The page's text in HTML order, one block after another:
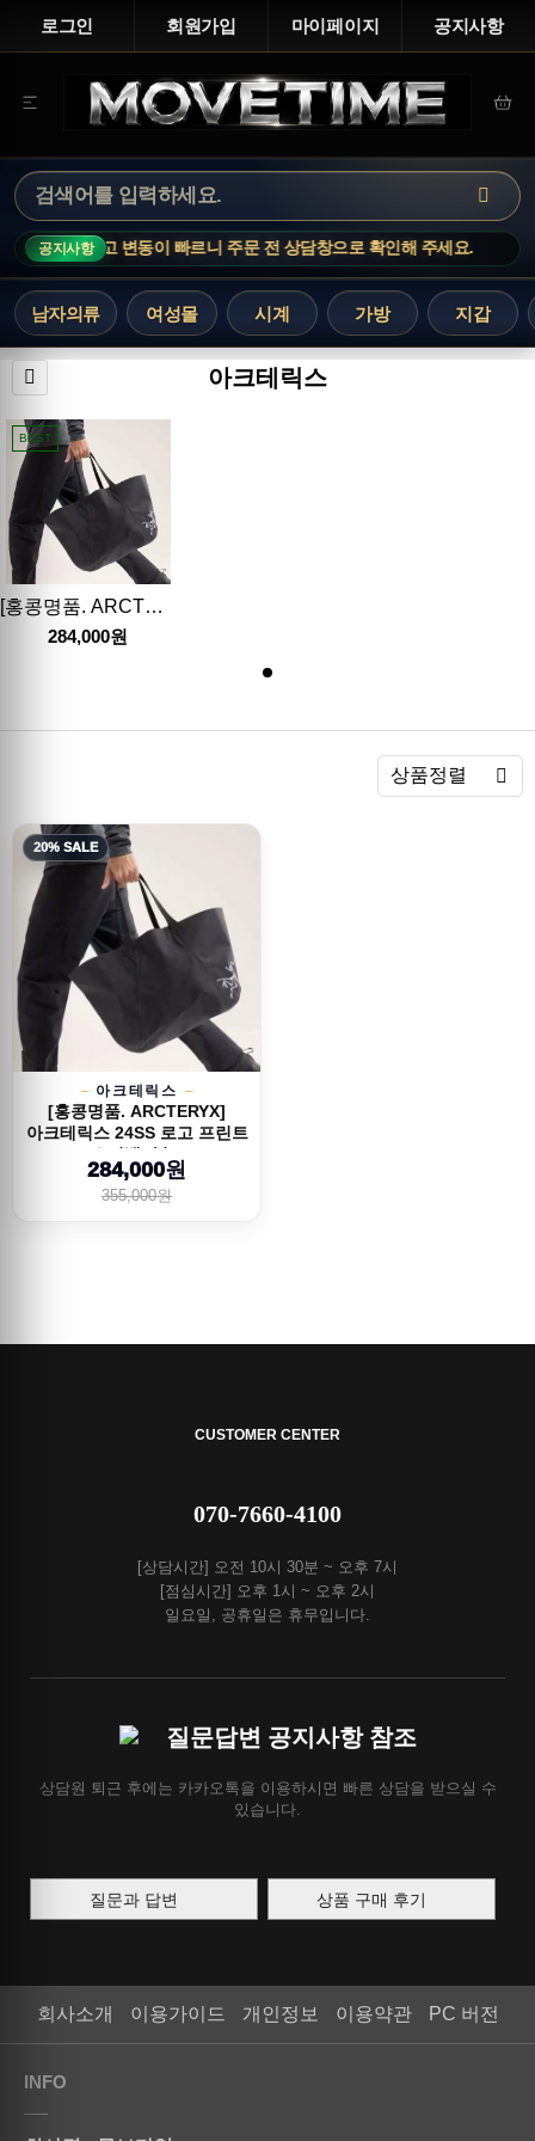
로그인 회원가입 마이페이지 공지사항
공지사항
상품은 재고 변동이 빠르니 주문 전 상담창으로 확인해 주세요.
남자의류 여성몰 시계 가방 지갑
아크테릭스
BEST
[홍콩명품. ARCTERYX] 아크테릭스 24SS 로고 프린트 쇼퍼백 (블랙), BGM3508, JL, 홍콩명품가방,명품쇼핑몰,크로스백,핸드백,구매대행,무브타임
284,000원
상품정렬
20% SALE
아크테릭스
[홍콩명품. ARCTERYX]
아크테릭스 24SS 로고 프린트
쇼퍼백 (블...
284,000원
355,000원
CUSTOMER CENTER
070-7660-4100
[상담시간] 오전 10시 30분 ~ 오후 7시
[점심시간] 오후 1시 ~ 오후 2시
일요일, 공휴일은 휴무입니다.
질문답변 공지사항 참조
상담원 퇴근 후에는 카카오톡을 이용하시면 빠른 상담을 받으실 수
있습니다.
질문과 답변 상품 구매 후기
회사소개 이용가이드 개인정보 이용약관 PC 버전
INFO